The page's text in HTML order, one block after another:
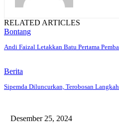
RELATED ARTICLES
Bontang
Andi Faizal Letakkan Batu Pertama
Berita
Sipemda Diluncurkan, Terobosan
Desember 25, 2024